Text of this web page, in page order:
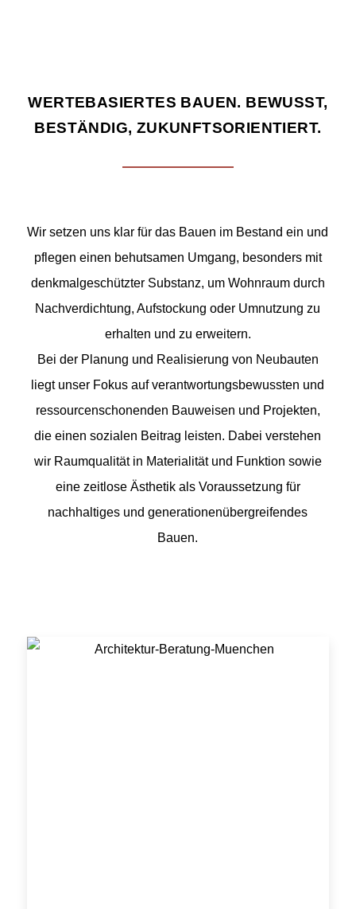
WERTEBASIERTES BAUEN. BEWUSST,
BESTÄNDIG, ZUKUNFTSORIENTIERT.
Wir setzen uns klar für das Bauen im Bestand ein und
pflegen einen behutsamen Umgang, besonders mit
denkmalgeschützter Substanz, um Wohnraum durch
Nachverdichtung, Aufstockung oder Umnutzung zu
erhalten und zu erweitern.
Bei der Planung und Realisierung von Neubauten
liegt unser Fokus auf verantwortungsbewussten und
ressourcenschonenden Bauweisen und Projekten,
die einen sozialen Beitrag leisten. Dabei verstehen
wir Raumqualität in Materialität und Funktion sowie
eine zeitlose Ästhetik als Voraussetzung für
nachhaltiges und generationenübergreifendes
Bauen.